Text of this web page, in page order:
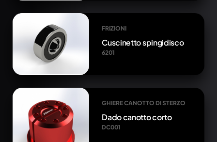
FRIZIONI
Cuscinetto spingidisco
6201
GHIERE CANOTTO DI STERZO
Dado canotto corto
DC001